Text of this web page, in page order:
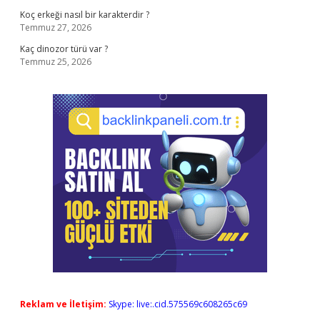
Koç erkeği nasıl bir karakterdir ?
Temmuz 27, 2026
Kaç dinozor türü var ?
Temmuz 25, 2026
Reklam ve İletişim: Skype: live:.cid.575569c608265c69